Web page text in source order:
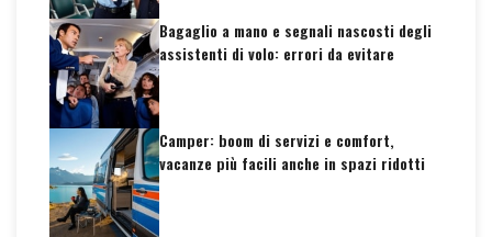
Bagaglio a mano e segnali nascosti degli
assistenti di volo: errori da evitare
Camper: boom di servizi e comfort,
vacanze più facili anche in spazi ridotti